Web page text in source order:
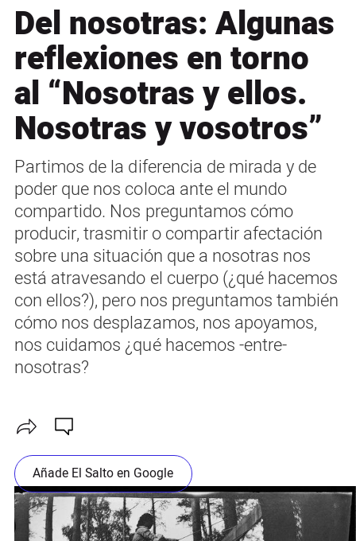
Del nosotras: Algunas
reflexiones en torno
al “Nosotras y ellos.
Nosotras y vosotros”
Partimos de la diferencia de mirada y de
poder que nos coloca ante el mundo
compartido. Nos preguntamos cómo
producir, trasmitir o compartir afectación
sobre una situación que a nosotras nos
está atravesando el cuerpo (¿qué hacemos
con ellos?), pero nos preguntamos también
cómo nos desplazamos, nos apoyamos,
nos cuidamos ¿qué hacemos -entre-
nosotras?
Añade El Salto en Google